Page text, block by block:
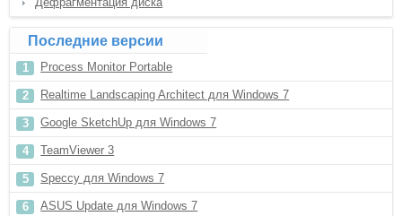
Последние версии
Process Monitor Portable
Realtime Landscaping Architect для Windows 7
Google SketchUp для Windows 7
TeamViewer 3
Speccy для Windows 7
ASUS Update для Windows 7